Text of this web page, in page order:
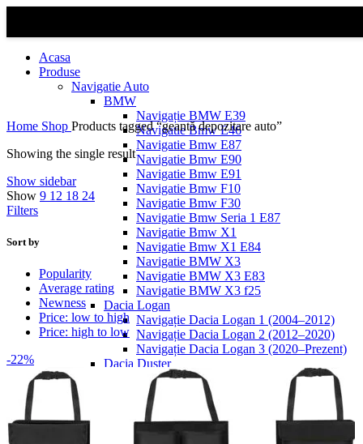
Acasa
Produse
Navigatie Auto
BMW
Navigație BMW E39
Navigatie Bmw E46
Navigatie Bmw E87
Navigatie Bmw E90
Navigatie Bmw E91
Navigatie Bmw F10
Navigatie Bmw F30
Navigatie Bmw Seria 1 E87
Navigatie Bmw X1
Navigatie Bmw X1 E84
Navigatie BMW X3
Navigatie BMW X3 E83
Navigatie BMW X3 f25
Dacia Logan
Navigație Dacia Logan 1 (2004–2012)
Navigație Dacia Logan 2 (2012–2020)
Navigație Dacia Logan 3 (2020–Prezent)
Dacia Duster
Navigatie Duster 2011
Navigatie Duster 2019
Navigatie Audi A3 8p
Navigatie Audi A4
Home Shop Products tagged “geantă depozitare auto”
Showing the single result
Show sidebar
Show 9 12 18 24
Filters
Sort by
Popularity
Average rating
Newness
Price: low to high
Price: high to low
-22%